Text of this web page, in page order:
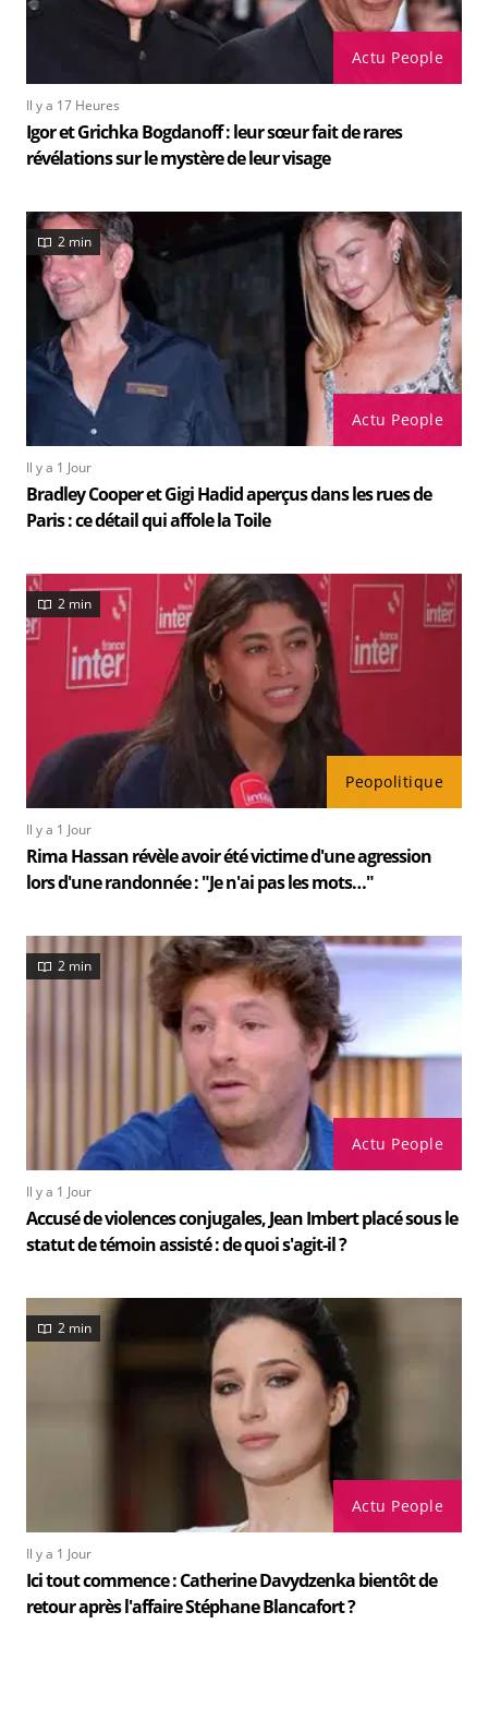
Actu People
Il y a 17 Heures
Igor et Grichka Bogdanoff : leur sœur fait de rares
révélations sur le mystère de leur visage
Actu People
2 min
Il y a 1 Jour
Bradley Cooper et Gigi Hadid aperçus dans les rues de
Paris : ce détail qui affole la Toile
Peopolitique
2 min
Il y a 1 Jour
Rima Hassan révèle avoir été victime d'une agression
lors d'une randonnée : "Je n'ai pas les mots…"
Actu People
2 min
Il y a 1 Jour
Accusé de violences conjugales, Jean Imbert placé sous le
statut de témoin assisté : de quoi s'agit-il ?
Actu People
2 min
Il y a 1 Jour
Ici tout commence : Catherine Davydzenka bientôt de
retour après l'affaire Stéphane Blancafort ?